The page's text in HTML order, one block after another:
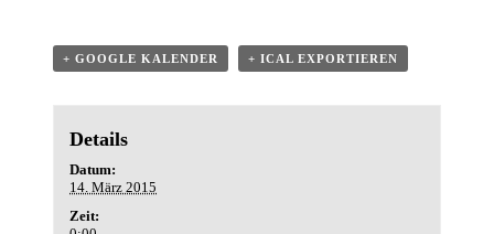
+ GOOGLE KALENDER + ICAL EXPORTIEREN
Details
Datum:
14. März 2015
Zeit: